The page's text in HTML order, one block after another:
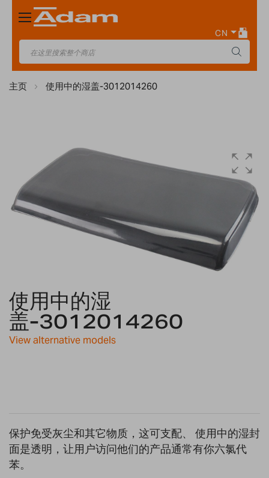
Toggle
Nav
CN
主页 使用中的湿盖-3012014260
end
of
the
to
the
beginning
of
the
使用中的湿
盖-3012014260
View alternative models
保护免受灰尘和其它物质，这可支配、 使用中的湿封
面是透明，让用户访问他们的产品通常有你六氯代
苯。